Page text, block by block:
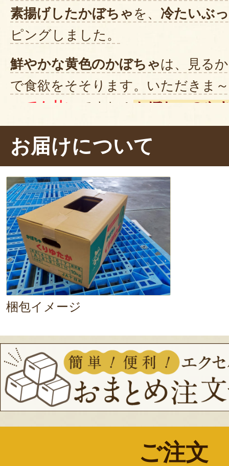
素揚げしたかぼちゃ を、 冷たいぶ
ピングしました。
鮮やかな黄色のかぼちゃは、見る
で食欲をそそります。いただきま
っても甘い
ですね！ かぼちゃのや
じょっぱいめんつゆともよく合い
ことで 表面はパリっと、内側はホ
お届けについて
梱包イメージ
ご注文